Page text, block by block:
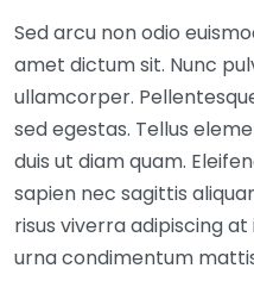
Sed arcu non odio
amet dictum sit. Nunc
ullamcorper.
sed egestas. Tellus
duis ut diam quam.
sapien nec sagittis
risus viverra adipiscing
urna condimentum